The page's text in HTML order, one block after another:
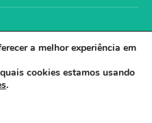
- Todos os direitos
por Cloudbe.
a melhor experiência em
cookies estamos usando
.